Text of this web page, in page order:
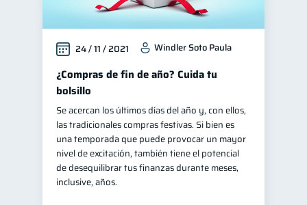
24 / 11 / 2021 Windler Soto Paula
¿Compras de fin de año? Cuida tu
bolsillo
Se acercan los últimos días del año y, con ellos,
las tradicionales compras festivas. Si bien es
una temporada que puede provocar un mayor
nivel de excitación, también tiene el potencial
de desequilibrar tus finanzas durante meses,
inclusive, años.